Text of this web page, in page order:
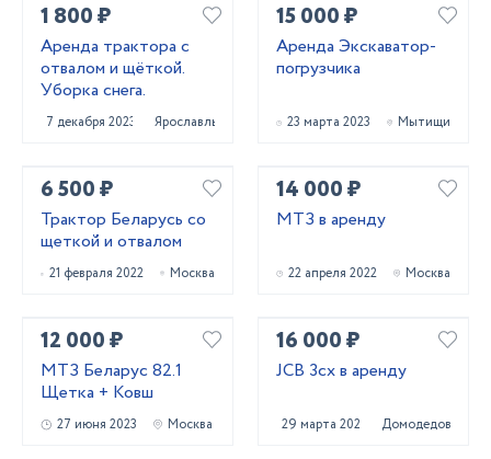
1 800 ₽
Аренда трактора с
отвалом и щёткой.
Уборка снега.
7 декабря 2023 Ярославль
15 000 ₽
Аренда Экскаватор-
погрузчика
23 марта 2023 Мытищи
6 500 ₽
Трактор Беларусь со
щеткой и отвалом
21 февраля 2022 Москва
14 000 ₽
МТЗ в аренду
22 апреля 2022 Москва
12 000 ₽
МТЗ Беларус 82.1
Щетка + Ковш
27 июня 2023 Москва
16 000 ₽
JCB 3cx в аренду
29 марта 2022 Домодедово